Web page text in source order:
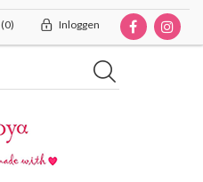
(0) Inloggen